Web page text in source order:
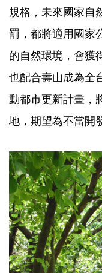
規格，未來國家自
罰，都將適用國家
的自然環境，會獲
也配合壽山成為全
動都市更新計畫，
地，期望為不當開